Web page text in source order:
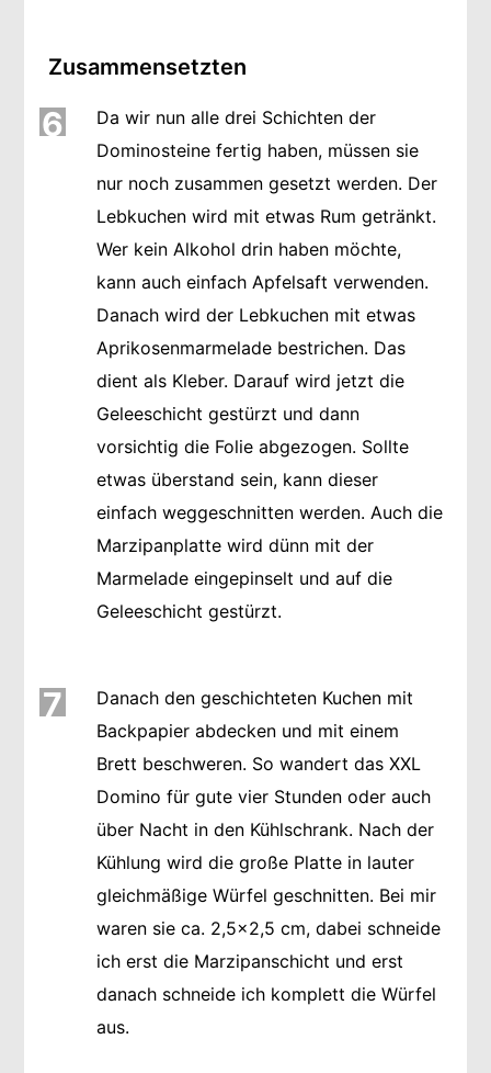
Zusammensetzten
6
Da wir nun alle drei Schichten der
Dominosteine fertig haben, müssen sie
nur noch zusammen gesetzt werden. Der
Lebkuchen wird mit etwas Rum getränkt.
Wer kein Alkohol drin haben möchte,
kann auch einfach Apfelsaft verwenden.
Danach wird der Lebkuchen mit etwas
Aprikosenmarmelade bestrichen. Das
dient als Kleber. Darauf wird jetzt die
Geleeschicht gestürzt und dann
vorsichtig die Folie abgezogen. Sollte
etwas überstand sein, kann dieser
einfach weggeschnitten werden. Auch die
Marzipanplatte wird dünn mit der
Marmelade eingepinselt und auf die
Geleeschicht gestürzt.
7
Danach den geschichteten Kuchen mit
Backpapier abdecken und mit einem
Brett beschweren. So wandert das XXL
Domino für gute vier Stunden oder auch
über Nacht in den Kühlschrank. Nach der
Kühlung wird die große Platte in lauter
gleichmäßige Würfel geschnitten. Bei mir
waren sie ca. 2,5x2,5 cm, dabei schneide
ich erst die Marzipanschicht und erst
danach schneide ich komplett die Würfel
aus.